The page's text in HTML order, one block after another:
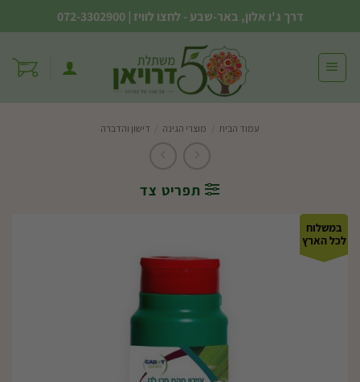
to
content
דרך ג'ו אלון, באר-שבע - לחצו לוויז |
072-3302900
עמוד הבית מוצרי הגינה דישון והדברה
תפריט צד
במשלוח
לכל הארץ